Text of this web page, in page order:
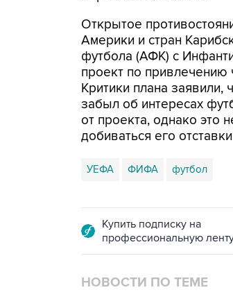
Открытое
Америки и стран
футбола (АФК) с
проект по привлечению
Критики плана
забыл об интересах
от проекта, однако это
добиваться его
УЕФА ФИФА футбол
Купить подписку на
профессиональную
НОВОСТИ ПО ТЕМЕ